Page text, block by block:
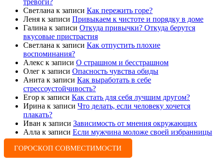
Светлана к записи Как пережить горе?
Леня к записи Привыкаем к чистоте и порядку в доме
Галина к записи Откуда привычки? Откуда берутся
вкусовые пристрастия
Светлана к записи Как отпустить плохие
воспоминания?
Алекс к записи О страшном и бесстрашном
Олег к записи Опасность чувства обиды
Анита к записи Как выработать в себе
стрессоустойчивость?
Егор к записи Как стать для себя лучшим другом?
Ирина к записи Что делать, если человеку хочется
плакать?
Иван к записи Зависимость от мнения окружающих
Алла к записи Если мужчина моложе своей избранницы
ГОРОСКОП СОВМЕСТИМОСТИ